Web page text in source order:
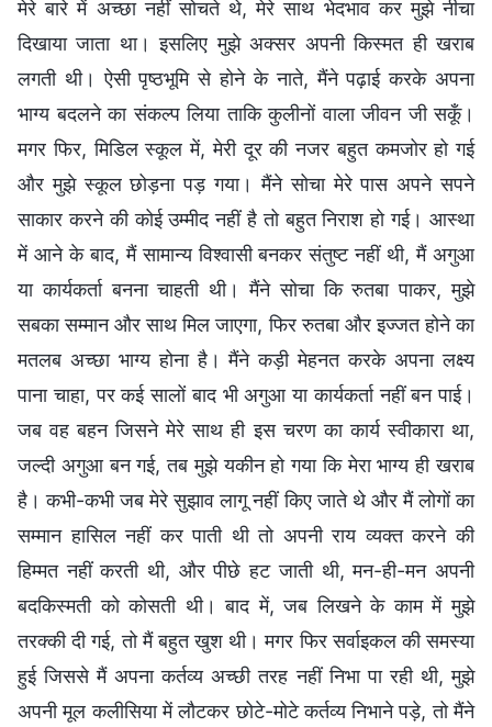
मेरे बारे में अच्छा नहीं सोचते थे, मेरे साथ भेदभाव कर मुझे नीचा
दिखाया जाता था। इसलिए मुझे अक्सर अपनी किस्मत ही खराब
लगती थी। ऐसी पृष्ठभूमि से होने के नाते, मैंने पढ़ाई करके अपना
भाग्य बदलने का संकल्प लिया ताकि कुलीनों वाला जीवन जी सकूँ।
मगर फिर, मिडिल स्कूल में, मेरी दूर की नजर बहुत कमजोर हो गई
और मुझे स्कूल छोड़ना पड़ गया। मैंने सोचा मेरे पास अपने सपने
साकार करने की कोई उम्मीद नहीं है तो बहुत निराश हो गई। आस्था
में आने के बाद, मैं सामान्य विश्वासी बनकर संतुष्ट नहीं थी, मैं अगुआ
या कार्यकर्ता बनना चाहती थी। मैंने सोचा कि रुतबा पाकर, मुझे
सबका सम्मान और साथ मिल जाएगा, फिर रुतबा और इज्जत होने का
मतलब अच्छा भाग्य होना है। मैंने कड़ी मेहनत करके अपना लक्ष्य
पाना चाहा, पर कई सालों बाद भी अगुआ या कार्यकर्ता नहीं बन पाई।
जब वह बहन जिसने मेरे साथ ही इस चरण का कार्य स्वीकारा था,
जल्दी अगुआ बन गई, तब मुझे यकीन हो गया कि मेरा भाग्य ही खराब
है। कभी-कभी जब मेरे सुझाव लागू नहीं किए जाते थे और मैं लोगों का
सम्मान हासिल नहीं कर पाती थी तो अपनी राय व्यक्त करने की
हिम्मत नहीं करती थी, और पीछे हट जाती थी, मन-ही-मन अपनी
बदकिस्मती को कोसती थी। बाद में, जब लिखने के काम में मुझे
तरक्की दी गई, तो मैं बहुत खुश थी। मगर फिर सर्वाइकल की समस्या
हुई जिससे मैं अपना कर्तव्य अच्छी तरह नहीं निभा पा रही थी, मुझे
अपनी मूल कलीसिया में लौटकर छोटे-मोटे कर्तव्य निभाने पड़े, तो मैंने